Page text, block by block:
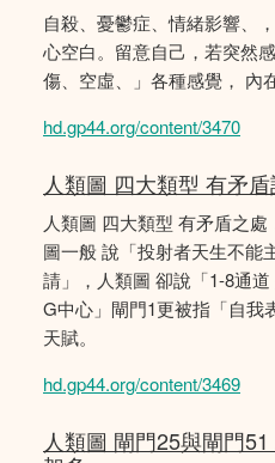
自殺、憂鬱症、情緒影響、
心空白。留意自己，若突然
傷、空虛、」各種感覺， 內
hd.gp44.org/content/3470
人類圖 四大類型 有矛
人類圖 四大類型 有矛盾之
圖一般 說「投射者天生不能
請」，人類圖 卻說「1-8通
G中心」閘門1更被指「自我
天賦。
hd.gp44.org/content/3469
人類圖 閘門25與閘門